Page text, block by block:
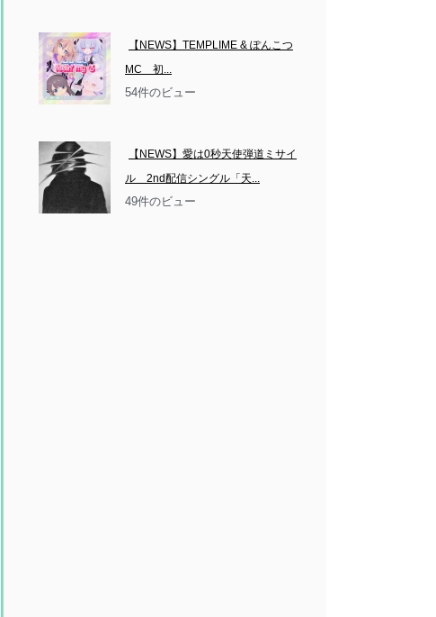
【NEWS】TEMPLIME & ぽんこつ
MC　初...
54件のビュー
【NEWS】愛は0秒天使弾道ミサイ
ル　2nd配信シングル「天...
49件のビュー